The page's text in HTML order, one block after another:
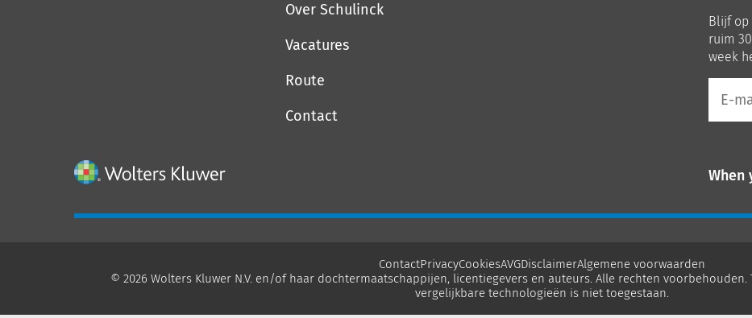
Over Schulinck
Vacatures
Route
Contact
Blijf op
ruim
week
When
ContactPrivacyCookiesAVGDisclaimerAlgemene voorwaarden
© 2026 Wolters Kluwer N.V. en/of haar dochtermaatschappijen, licentiegevers en auteurs. Alle rechten
vergelijkbare technologieën is niet toegestaan.